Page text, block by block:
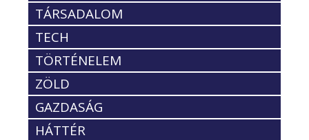
TÁRSADALOM
TECH
TÖRTÉNELEM
ZÖLD
GAZDASÁG
HÁTTÉR